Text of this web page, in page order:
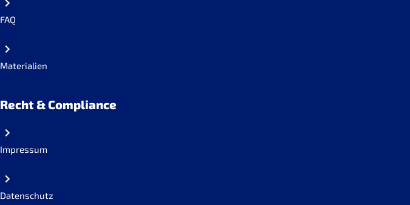
FAQ
Materialien
Recht & Compliance
Impressum
Datenschutz